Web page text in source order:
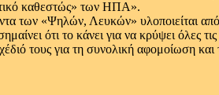
καθεστώς» των ΗΠΑ».
των «Ψηλών, Λευκών» υλοποιείται
ότι το κάνει για να κρύψει όλες
τους για τη συνολική αφομοίωση και